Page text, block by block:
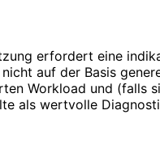
erfordert eine
auf der Basis
Workload und (falls
als wertvolle